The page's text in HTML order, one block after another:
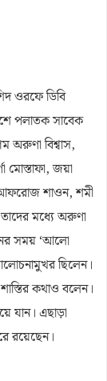
ওরফে ডিবি
পলাতক সাবেক
অরুণা বিশ্বাস,
মোস্তাফা, জয়া
আফরোজ শাওন, শমী
মধ্যে অরুণা
সময় ‘আলো
ছিলেন।
কথাও বলেন।
যান। এছাড়া
রয়েছেন।